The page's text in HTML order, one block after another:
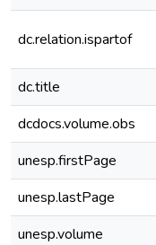
dc.relation.ispartof
dc.title
dcdocs.volume.obs
unesp.firstPage
unesp.lastPage
unesp.volume